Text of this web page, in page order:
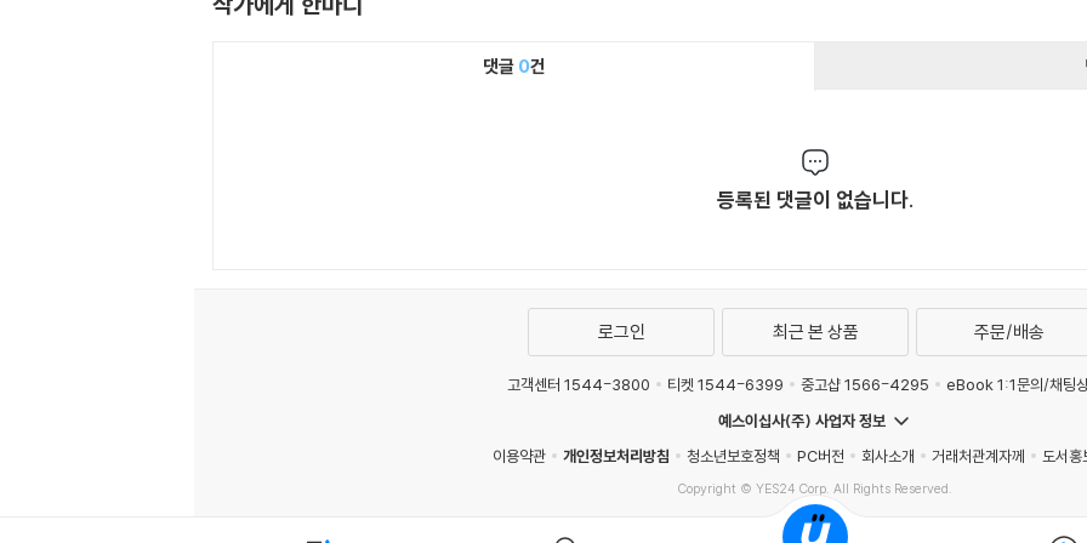
댓글 0건
등록된 댓글이 없습니다.
로그인 최근 본 상품 주문/배송
고객센터 1544-3800 티켓 1544-6399 중고샵 1566-4295
eBook 1:1문의/채팅
예스이십사(주) 사업자 정보
이용약관
개인정보처리방침 청소년보호정책 PC버전 회사소개 거래처관계자께 도서홍
Copyright © YES24 Corp. All Rights Reserved.